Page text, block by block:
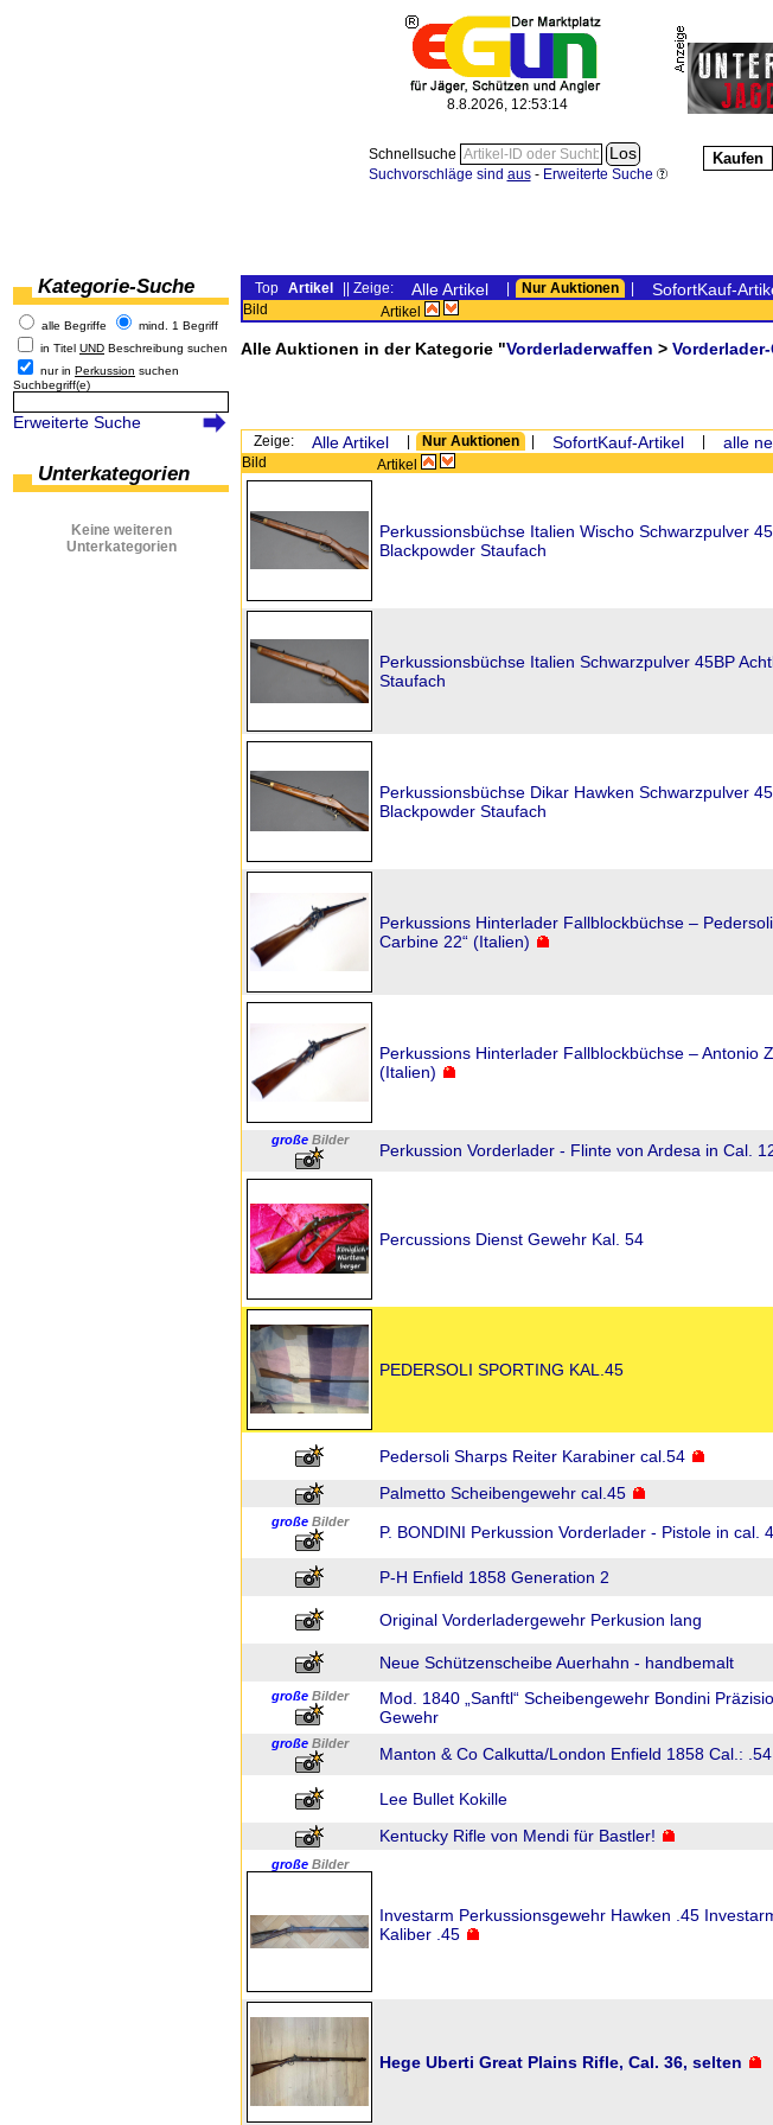
8.8.2026, 12:53:15
Schnellsuche
Suchvorschläge sind aus- Erweiterte Suche
Kaufen
Kategorie-Suche
alle Begriffe
mind. 1 Begriff
in Titel UND Beschreibung suchen
nur in Perkussion suchen
Suchbegriff(e)
Erweiterte Suche
Unterkategorien
Keine weiteren
Unterkategorien
Top Artikel || Zeige: Alle Artikel Nur Auktionen SofortKauf-
Bild Artikel
Alle Auktionen in der Kategorie "Vorderladerwaffen >
Zeige: Alle Artikel Nur Auktionen SofortKauf-Artikel alle
Bild Artikel
Perkussionsbüchse Italien Wischo Schwarzpulver
Blackpowder Staufach
Perkussionsbüchse Italien Schwarzpulver 45BP
Staufach
Perkussionsbüchse Dikar Hawken Schwarzpulver
Blackpowder Staufach
Perkussions Hinterlader Fallblockbüchse –
Carbine 22“ (Italien)
Perkussions Hinterlader Fallblockbüchse – Antonio
(Italien)
große Bilder
Perkussion Vorderlader - Flinte von Ardesa in Cal.
Percussions Dienst Gewehr Kal. 54
PEDERSOLI SPORTING KAL.45
Pedersoli Sharps Reiter Karabiner cal.54
Palmetto Scheibengewehr cal.45
große Bilder
P. BONDINI Perkussion Vorderlader - Pistole in cal.
P-H Enfield 1858 Generation 2
Original Vorderladergewehr Perkusion lang
Neue Schützenscheibe Auerhahn - handbemalt
große Bilder
Mod. 1840 „Sanftl“ Scheibengewehr Bondini
Gewehr
große Bilder
Manton & Co Calkutta/London Enfield 1858 Cal.: .54
Lee Bullet Kokille
Kentucky Rifle von Mendi für Bastler!
große Bilder
Investarm Perkussionsgewehr Hawken .45
Kaliber .45
Hege Uberti Great Plains Rifle, Cal. 36, selten